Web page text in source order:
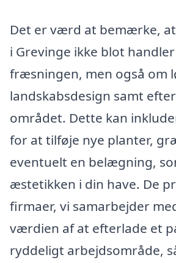
Det er værd at bemærke,
i Grevinge ikke blot
fræsningen, men også om
landskabsdesign samt
området. Dette kan
for at tilføje nye planter,
eventuelt en belægning,
æstetikken i din have. De
firmaer, vi samarbejder
værdien af at efterlade et
ryddeligt arbejdsområde,